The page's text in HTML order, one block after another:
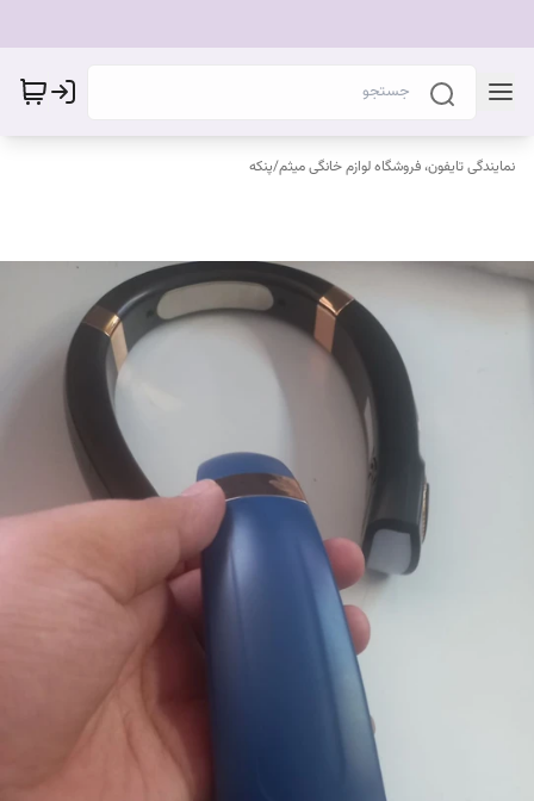
نمایندگی تایفون، فروشگاه لوازم خانگی میثم/پنکه